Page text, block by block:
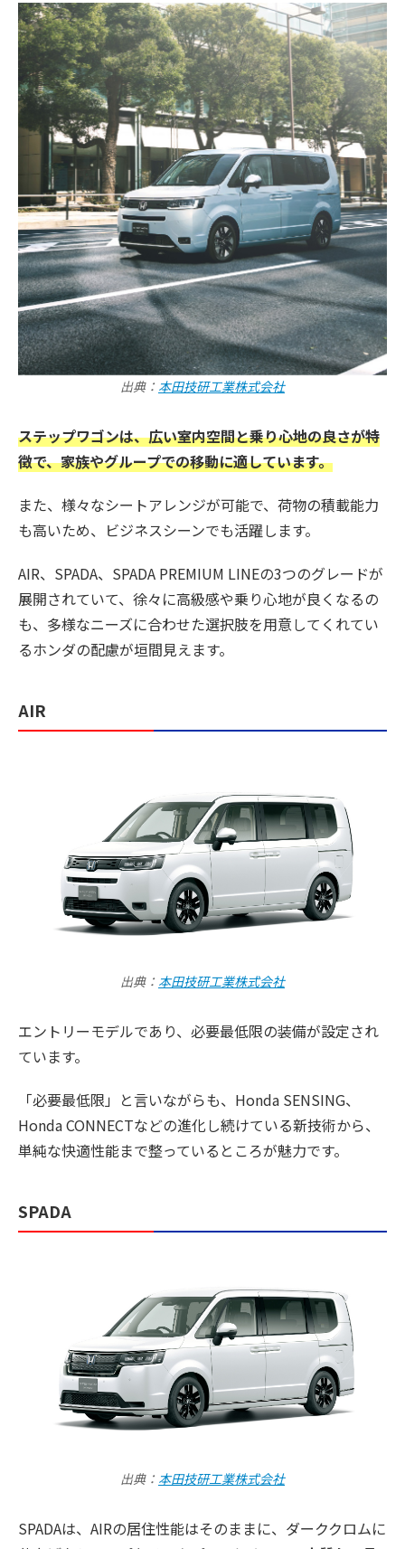
出典： 本田技研工業株式会社
ステップワゴンは、広い室内空間と乗り心地の良さが特
徴で、家族やグループでの移動に適しています。
また、様々なシートアレンジが可能で、荷物の積載能力
も高いため、ビジネスシーンでも活躍します。
AIR、SPADA、SPADA PREMIUM LINEの3つのグレードが
展開されていて、徐々に高級感や乗り心地が良くなるの
も、多様なニーズに合わせた選択肢を用意してくれてい
るホンダの配慮が垣間見えます。
AIR
出典： 本田技研工業株式会社
エントリーモデルであり、必要最低限の装備が設定され
ています。
「必要最低限」と言いながらも、Honda SENSING、
Honda CONNECTなどの進化し続けている新技術から、
単純な快適性能まで整っているところが魅力です。
SPADA
出典： 本田技研工業株式会社
SPADAは、AIRの居住性能はそのままに、ダーククロムに